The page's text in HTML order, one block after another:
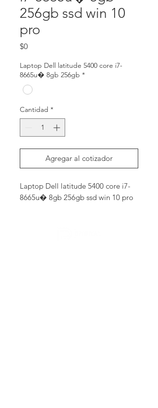
256gb ssd win 10
pro
$0Precio
Laptop Dell latitude 5400 core i7-
8665u� 8gb 256gb *
Cantidad *
Agregar al cotizador
Laptop Dell latitude 5400 core i7-
8665u� 8gb 256gb ssd win 10 pro